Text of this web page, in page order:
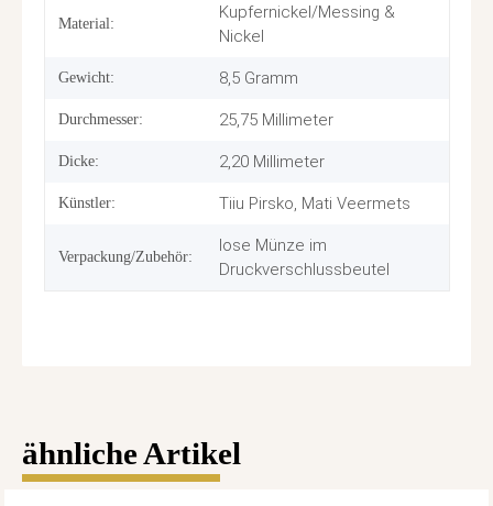
Material:
Kupfernickel/Messing &
Nickel
Gewicht: 8,5 Gramm
Durchmesser: 25,75 Millimeter
Dicke: 2,20 Millimeter
Künstler: Tiiu Pirsko, Mati Veermets
Verpackung/Zubehör:
lose Münze im
Druckverschlussbeutel
ähnliche Artikel